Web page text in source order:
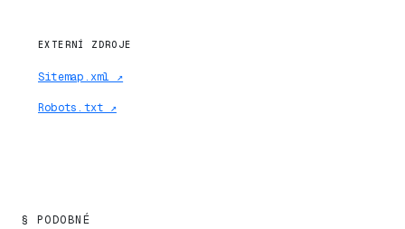
EXTERNÍ ZDROJE
Sitemap.xml ↗
Robots.txt ↗
§ PODOBNÉ